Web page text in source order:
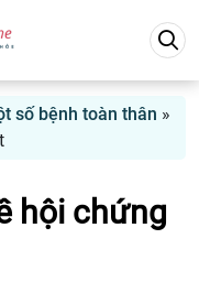
số bệnh toàn thân »
hội chứng